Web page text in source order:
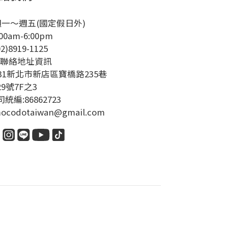
～週五(國定假日外)
6:00pm
1125
地址資訊
新北市新店區寶橋路235巷
號7F之3
統編:86862723